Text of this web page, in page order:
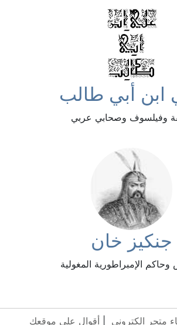
ابن أبي طالب
وفيلسوف وصحابي عربي
جنكيز خان
الإمبراطورية المغولية
متجر الكتروني أقوال على موقعك